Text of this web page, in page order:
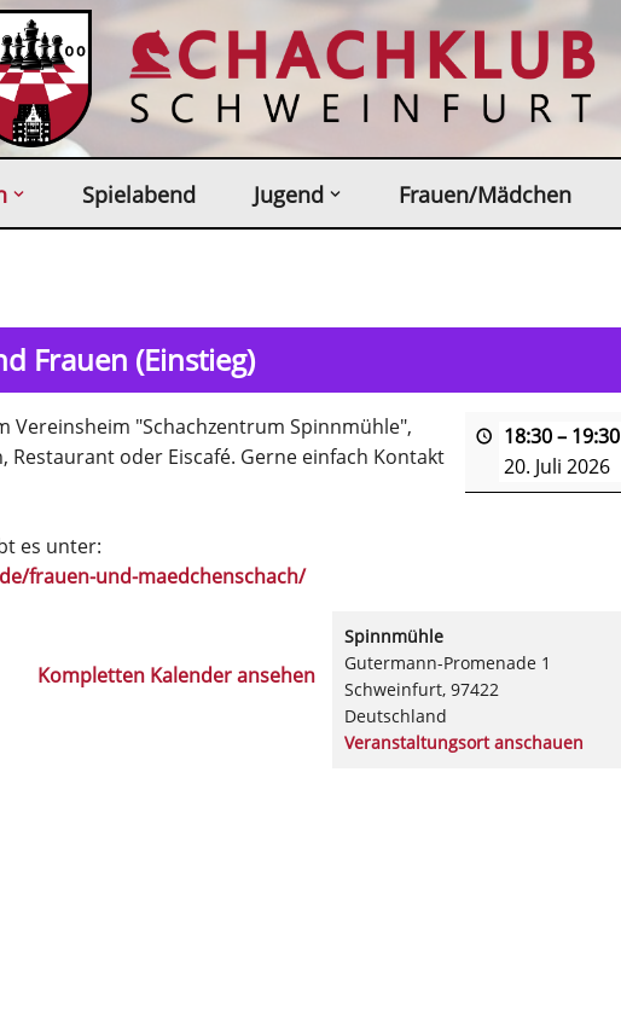
Spielabend Jugend Frauen/Mädchen
Frauen (Einstieg)
18:30– 19:30
20. Juli 2026
Vereinsheim "Schachzentrum Spinnmühle",
oder Eiscafé. Gerne einfach Kontakt
es unter:
frauen-und-maedchenschach/
Spinnmühle
Gutermann-Promenade 1
Schweinfurt, 97422
Deutschland
Veranstaltungsort anschauen
Kompletten Kalender ansehen